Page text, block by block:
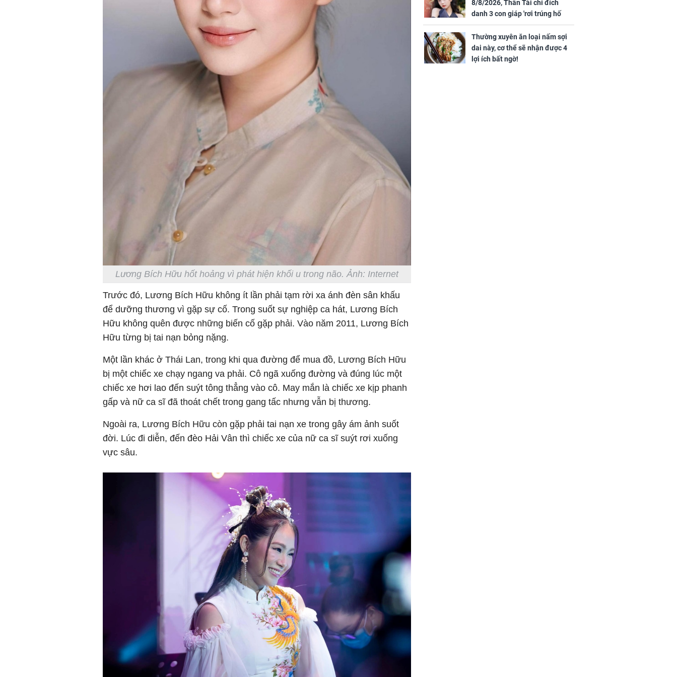
Lương Bích Hữu hốt hoảng vì phát hiện khối u trong não. Ảnh: Internet
Trước đó, Lương Bích Hữu không ít lần phải tạm rời xa ánh đèn sân khấu
để dưỡng thương vì gặp sự cố. Trong suốt sự nghiệp ca hát, Lương Bích
Hữu không quên được những biến cố gặp phải. Vào năm 2011, Lương Bích
Hữu từng bị tai nạn bỏng nặng.
Một lần khác ở Thái Lan, trong khi qua đường để mua đồ, Lương Bích Hữu
bị một chiếc xe chạy ngang va phải. Cô ngã xuống đường và đúng lúc một
chiếc xe hơi lao đến suýt tông thẳng vào cô. May mắn là chiếc xe kịp phanh
gấp và nữ ca sĩ đã thoát chết trong gang tấc nhưng vẫn bị thương.
Ngoài ra, Lương Bích Hữu còn gặp phải tai nạn xe trong gây ám ảnh suốt
đời. Lúc đi diễn, đến đèo Hải Vân thì chiếc xe của nữ ca sĩ suýt rơi xuống
vực sâu.
8/8/2026, Thần Tài chỉ đích
danh 3 con giáp 'rơi trúng hố
vàng', tiền bạc ùa về nhà 'như lũ
cuốn', vươn mình thành đại gia
trong phút chốc
Thường xuyên ăn loại nấm sợi
dai này, cơ thể sẽ nhận được 4
lợi ích bất ngờ!